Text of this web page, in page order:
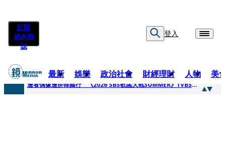
訂閱
紙本雜
誌
登入
最新 娛樂 政治社會 財經理財 人物 美
快訊
邊看偶像邊拚韓國行 《2026 SBS歌謠大戰SUMMER》TVBS直播祭追星福利